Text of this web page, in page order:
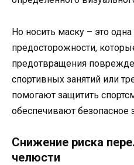
Но носить маску – это
предосторожности,
предотвращения
спортивных занятий или
помогают защитить
обеспечивают безопасное
Снижение риска
челюсти